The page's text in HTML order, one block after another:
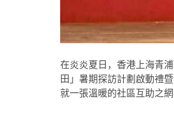
在炎炎夏日，香港上海青
田」暑期探訪計劃啟動禮
就一張溫暖的社區互助之